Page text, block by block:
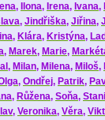
, Ilona, Irena, Ivana,
, Jindřiška, Jiřina,
, Klára, Kristýna,
, Marek, Marie,
, Milan, Milena, Miloš,
, Ondřej, Patrik,
, Růžena, Soňa,
, Veronika, Věra,